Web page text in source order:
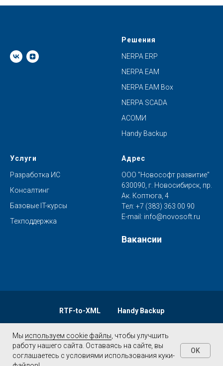
Мы используем cookie файлы , чтобы улучшить
работу нашего сайта. Оставаясь на сайте, вы
соглашаетесь с условиями использования куки-
OK
Мы используем cookie файлы , чтобы улучшить
работу нашего сайта. Оставаясь на сайте, вы
соглашаетесь с условиями использования куки-
OK
Решения
NERPA ERP
NERPA EAM
NERPA EAM Box
NERPA SCADA
АСОМИ
Handy Backup
Услуги
Разработка ИС
Консалтинг
Базовые IT-курсы
Техподдержка
Адрес
ООО "Новософт развитие"
630090, г. Новосибирск, пр.
Ак. Коптюга, 4
Тел: +7 (383) 363 00 90
E-mail: info@novosoft.ru
Вакансии
RTF-to-XML Handy Backup
©2000—2026 ООО «Новософт развитие». Все права